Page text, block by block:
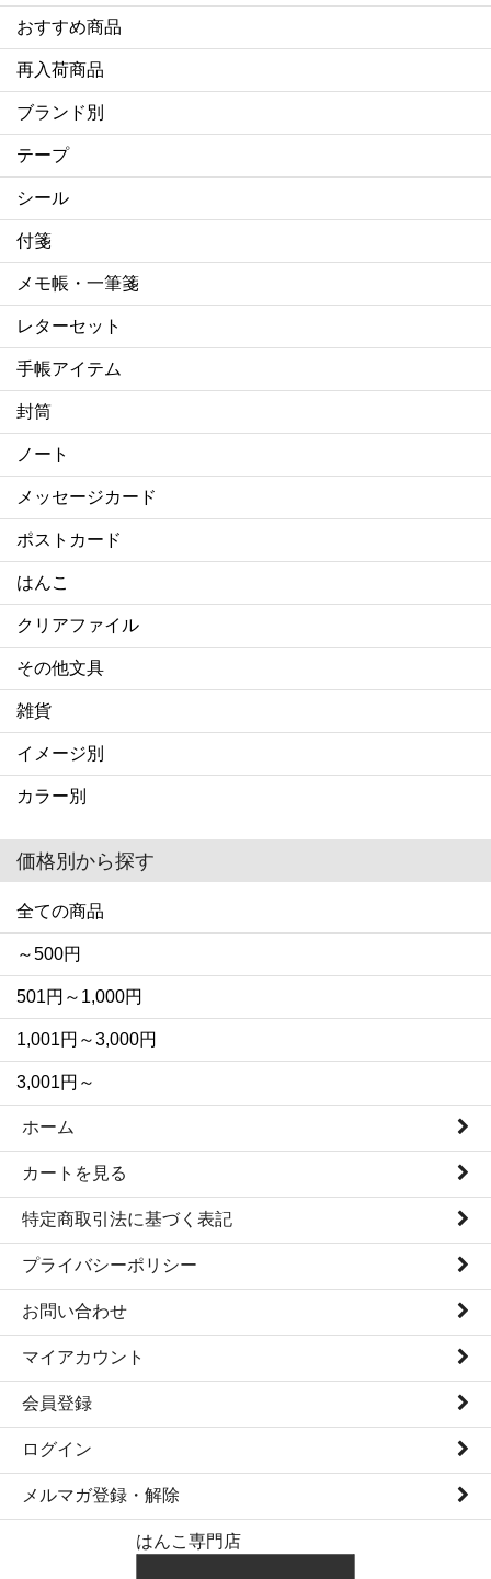
おすすめ商品
再入荷商品
ブランド別
テープ
シール
付箋
メモ帳・一筆箋
レターセット
手帳アイテム
封筒
ノート
メッセージカード
ポストカード
はんこ
クリアファイル
その他文具
雑貨
イメージ別
カラー別
価格別から探す
全ての商品
～500円
501円～1,000円
1,001円～3,000円
3,001円～
ホーム
カートを見る
特定商取引法に基づく表記
プライバシーポリシー
お問い合わせ
マイアカウント
会員登録
ログイン
メルマガ登録・解除
はんこ専門店